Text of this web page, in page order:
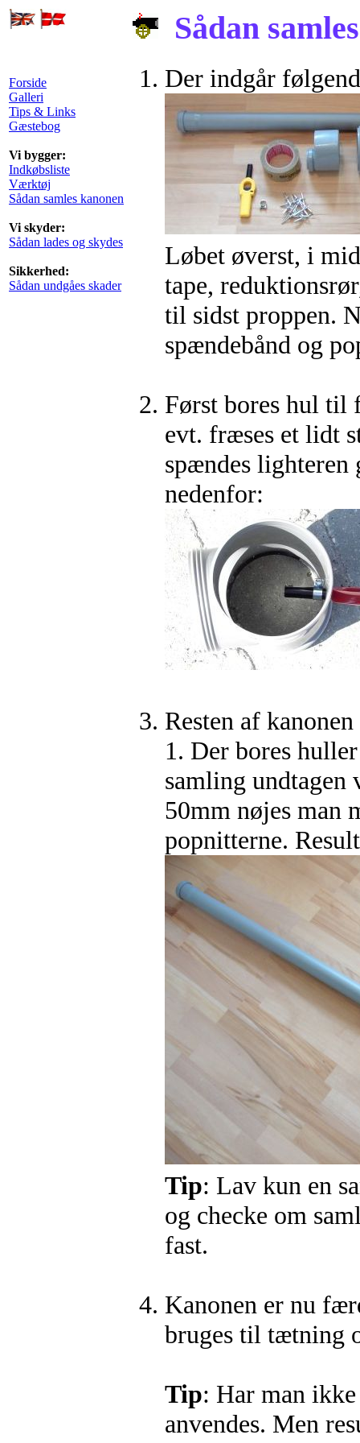
Forside
Galleri
Tips & Links
Gæstebog
Vi bygger:
Indkøbsliste
Værktøj
Sådan samles kanonen
Vi skyder:
Sådan lades og skydes
Sikkerhed:
Sådan undgåes skader
Sådan
Der indgår
Løbet øverst, i
tape,
til sidst proppen.
spændebånd og
Først bores hul til
evt. fræses et lidt
spændes lighteren
nedenfor:
Resten af
1. Der bores
samling undtagen
50mm nøjes man
popnitterne.
Tip: Lav kun en
og checke om
fast.
Kanonen er nu
bruges til tætning
Tip: Har man
anvendes. Men